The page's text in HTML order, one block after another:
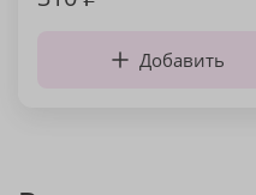
Добавить